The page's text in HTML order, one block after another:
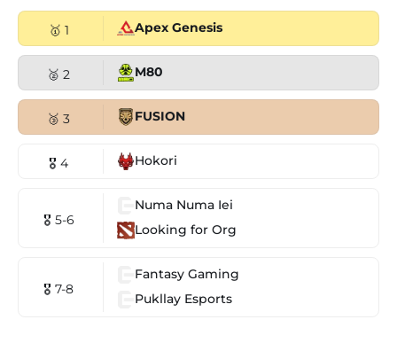
🥇 1 Apex Genesis
🥈 2 M80
🥉 3 FUSION
🎖 4 Hokori
🎖 5-6
Numa Numa Iei
Looking for Org
🎖 7-8
Fantasy Gaming
Pukllay Esports